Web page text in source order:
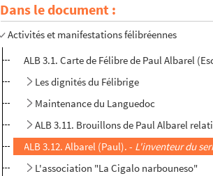
Dans le document :
Activités et manifestations félibréennes
ALB 3.1. Carte de Félibre de Paul Albarel
Les dignités du Félibrige
Maintenance du Languedoc
ALB 3.11. Brouillons de Paul Albarel
ALB 3.12. Albarel (Paul). - L'inventeur du
L'association "La Cigalo narbouneso"